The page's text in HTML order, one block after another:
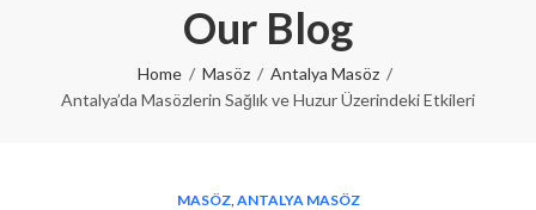
Our Blog
Home Masöz
Antalya Masöz
Antalya’da Masözlerin Sağlık ve Huzur Üzerindeki Etkileri
MASÖZ,ANTALYA MASÖZ